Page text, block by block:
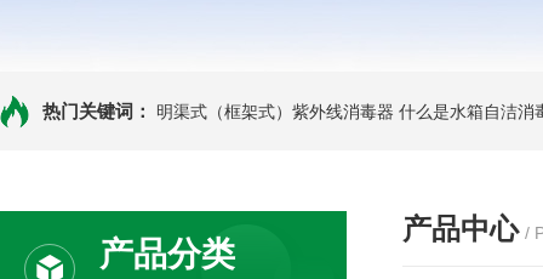
热门关键词： 明渠式（框架式）紫外线消毒器 什么是水箱自洁消
产品分类
产品中心 /